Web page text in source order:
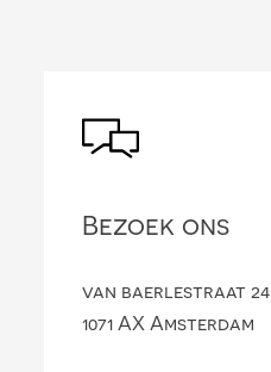
Bezoek ons
van baerlestraat 24
1071 AX Amsterdam